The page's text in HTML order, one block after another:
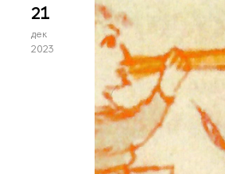
21
дек
2023